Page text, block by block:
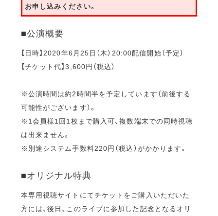
お申し込みください。
■公演概要
【日時】2020年6月25日（木）20:00配信開始（予定）
【チケット代】3,600円（税込）
※公演時間は約2時間半を予定しています（前後する
可能性がございます）。
※1会員様1回1枚まで購入可、複数端末での同時視聴
は出来ません。
※別途システム手数料220円（税込）がかかります。
■オリジナル特典
本専用視聴サイトにてチケットをご購入いただいた
方には、後日、このライブに参加した記念となるオリ